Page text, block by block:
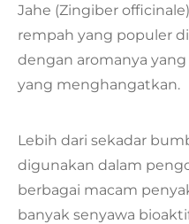
Jahe (Zingiber
rempah yang populer
dengan aromanya yang
yang menghangatkan.
Lebih dari sekadar
digunakan dalam
berbagai macam
banyak senyawa